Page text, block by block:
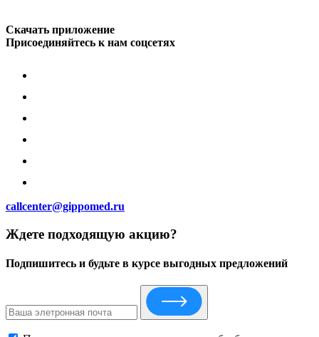
Скачать приложение
Присоединяйтесь к нам соцсетях
callcenter@gippomed.ru
Ждете подходящую акцию?
Подпишитесь и будьте в курсе выгодных предложений